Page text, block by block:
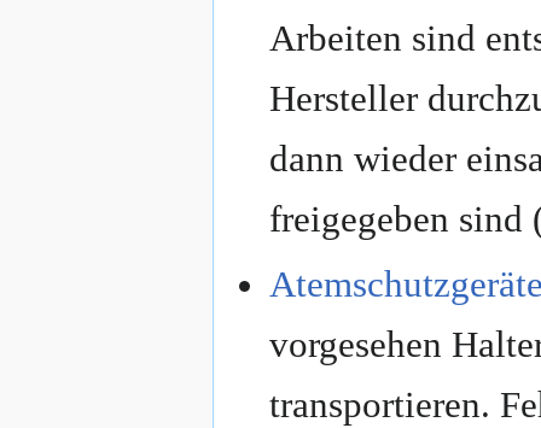
Arbeiten sind
Hersteller
dann wieder
freigegeben
vorgesehen
transportieren.